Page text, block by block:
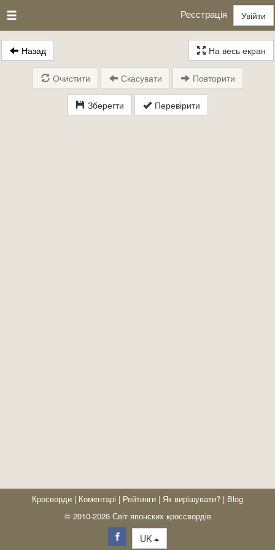
Реєстрація Увійти
Назад На весь екран
Зберегти Перевірити
Очистити Скасувати Повторити
Кросворди | Коментарі | Рейтинги | Як вирішувати? | Blog
© 2010-2026 Світ японских кроссвордів
UK